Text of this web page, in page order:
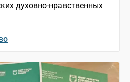
духовно-нравственных